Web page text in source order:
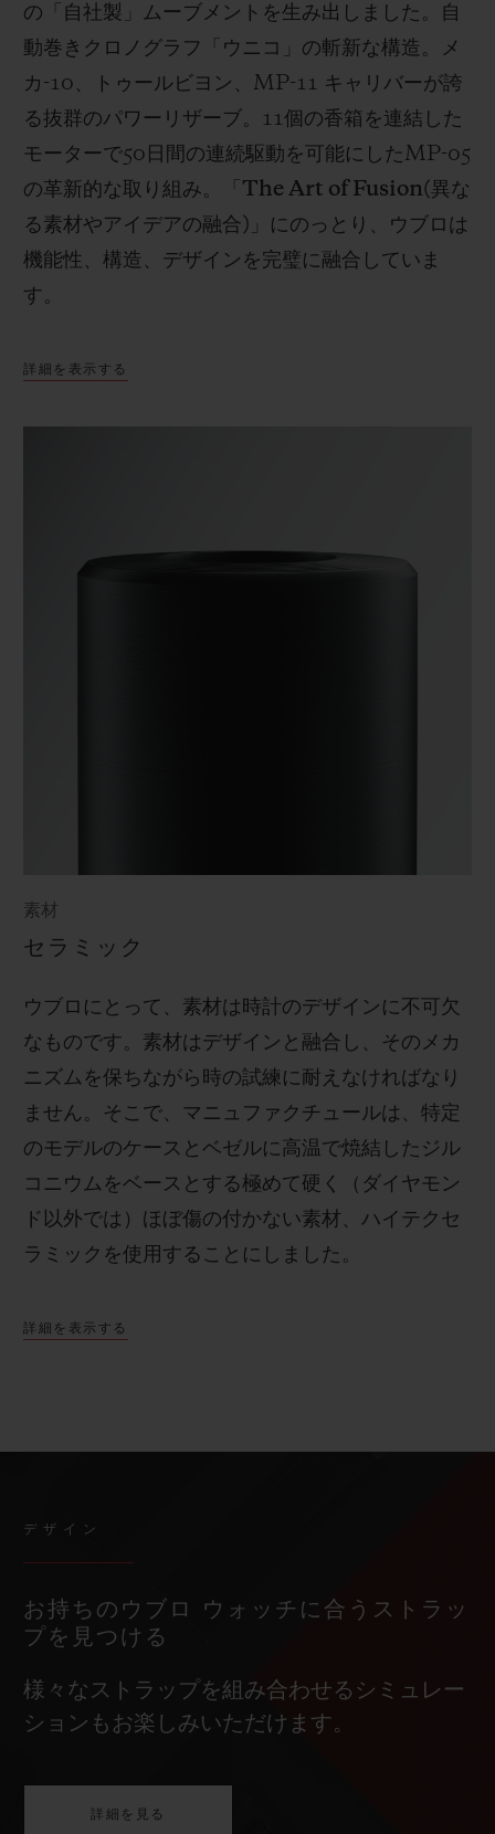
の「自社製」ムーブメントを生み出しました。自
動巻きクロノグラフ「ウニコ」の斬新な構造。メ
カ -10 、トゥールビヨン、 MP-11 キャリバーが誇
る抜群のパワーリザーブ。 11個の香箱を連結した
モーターで50 日間の連続駆動を可能にしたMP-05
の革新的な取り組み。「 The Art of Fusion(異な
る素材やアイデアの融合) 」にのっとり、ウブロは
機能性、構造、デザインを完璧に融合していま
す。
詳細を表示する
素材
セラミック
ウブロにとって、素材は時計のデザインに不可欠
なものです。素材はデザインと融合し、そのメカ
ニズムを保ちながら時の試練に耐えなければなり
ません。そこで、マニュファクチュールは、特定
のモデルのケースとベゼルに高温で焼結したジル
コニウムをベースとする極めて硬く（ダイヤモン
ド以外では）ほぼ傷の付かない素材、ハイテクセ
ラミックを使用することにしました。
詳細を表示する
デザイン
お持ちのウブロ ウォッチに合うストラッ
プを見つける
様々なストラップを組み合わせるシミュレー
ションもお楽しみいただけます。
詳細を見る